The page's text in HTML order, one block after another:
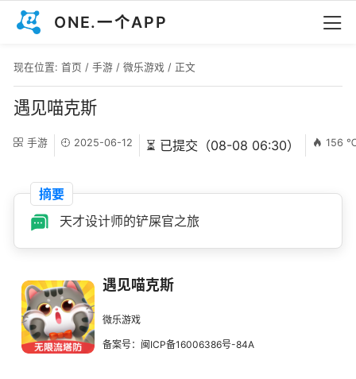
ONE.一个APP
现在位置: 首页 / 手游 / 微乐游戏 / 正文
遇见喵克斯
手游 2025-06-12 ⏳ 已提交（08-08 06:30） 156
摘要
天才设计师的铲屎官之旅
遇见喵克斯
微乐游戏
备案号：闽ICP备16006386号-84A